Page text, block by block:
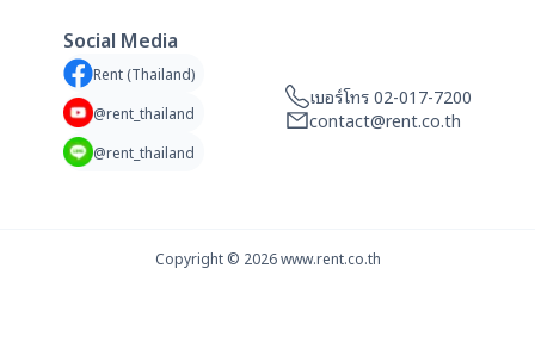
Social Media
Rent (Thailand)
@rent_thailand
@rent_thailand
เบอร์โทร 02-017-7200
contact@rent.co.th
Copyright © 2026www.rent.co.th